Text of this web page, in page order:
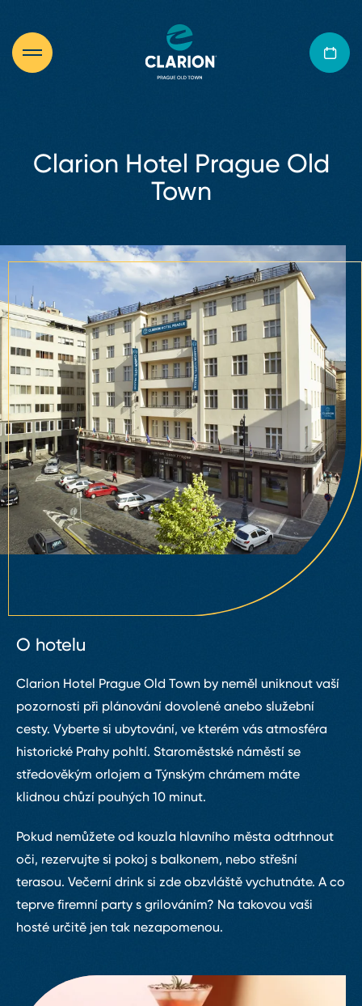
Clarion Hotel Prague Old
Town
O hotelu
Clarion Hotel Prague Old Town by neměl uniknout vaší
pozornosti při plánování dovolené anebo služební
cesty. Vyberte si ubytování, ve kterém vás atmosféra
historické Prahy pohltí. Staroměstské náměstí se
středověkým orlojem a Týnským chrámem máte
klidnou chůzí pouhých 10 minut.
Pokud nemůžete od kouzla hlavního města odtrhnout
oči, rezervujte si pokoj s balkonem, nebo střešní
terasou. Večerní drink si zde obzvláště vychutnáte. A co
teprve firemní party s grilováním? Na takovou vaši
hosté určitě jen tak nezapomenou.